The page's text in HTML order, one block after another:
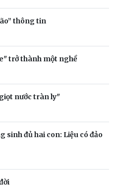
thông tin
trở thành một nghề
nước tràn ly"
sinh đủ hai con: Liệu có đảo